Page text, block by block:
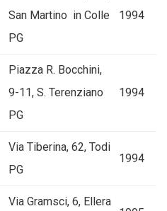
San Martino in Colle
PG
1994
Piazza R. Bocchini,
9-11, S. Terenziano
PG
1994
Via Tiberina, 62, Todi
PG
1994
Via Gramsci, 6, Ellera